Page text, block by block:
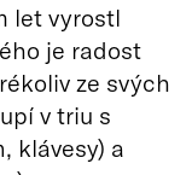
let vyrostl
je radost
ze svých
v triu s
klávesy) a